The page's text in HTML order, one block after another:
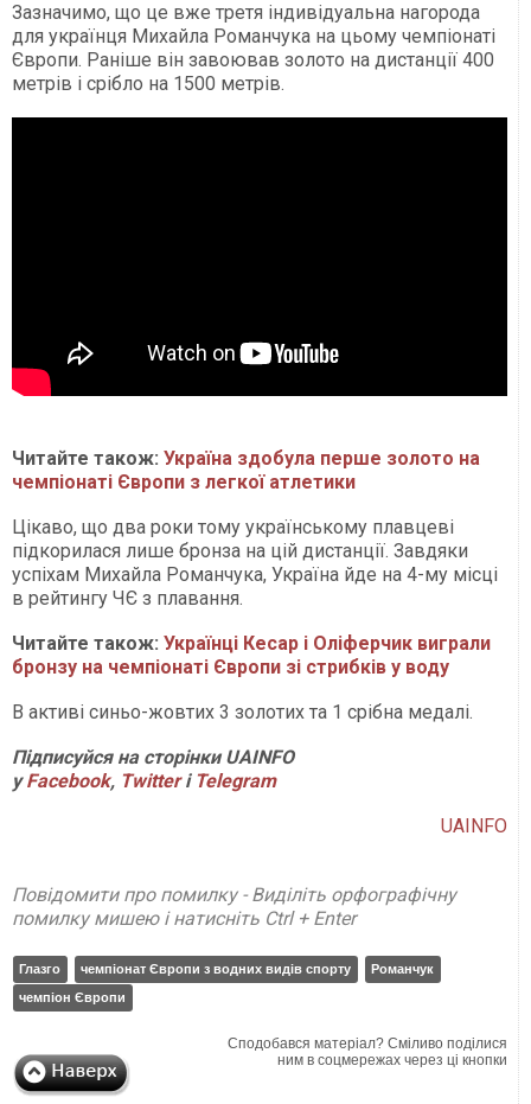
Зазначимо, що це вже третя індивідуальна нагорода
для українця Михайла Романчука на цьому чемпіонаті
Європи. Раніше він завоював золото на дистанції 400
метрів і срібло на 1500 метрів.
Читайте також: Україна здобула перше золото на
чемпіонаті Європи з легкої атлетики
Цікаво, що два роки тому українському плавцеві
підкорилася лише бронза на цій дистанції. Завдяки
успіхам Михайла Романчука, Україна йде на 4-му місці
в рейтингу ЧЄ з плавання.
Читайте також: Українці Кесар і Оліферчик виграли
бронзу на чемпіонаті Європи зі стрибків у воду
В активі синьо-жовтих 3 золотих та 1 срібна медалі.
Підписуйся на сторінки UAINFO
уFacebook, Twitter і Telegram
UAINFO
Повідомити про помилку - Виділіть орфографічну
помилку мишею і натисніть Ctrl + Enter
Глазго чемпіонат Європи з водних видів спорту
Романчук
чемпіон Європи
Сподобався матеріал? Сміливо поділися
ним в соцмережах через ці кнопки